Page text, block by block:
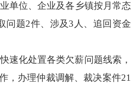
单位、企业及各乡镇按月常态
问题2件、涉及3人、追回资金
速化处置各类欠薪问题线索，
，办理仲裁调解、裁决案件21